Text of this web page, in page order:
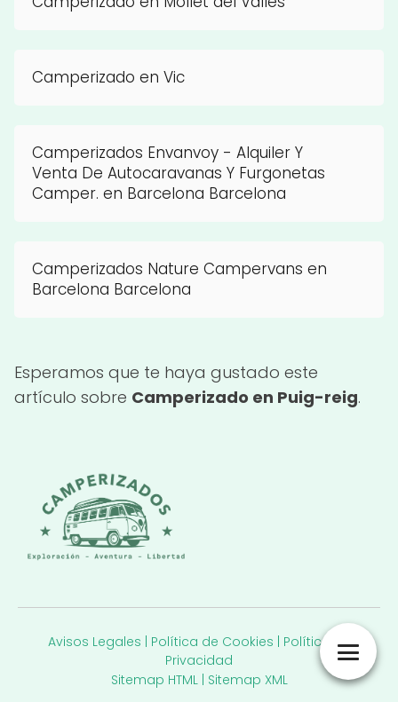
Camperizado en Vic
Camperizados Envanvoy - Alquiler Y
Venta De Autocaravanas Y Furgonetas
Camper. en Barcelona Barcelona
Camperizados Nature Campervans en
Barcelona Barcelona
Esperamos que te haya gustado este
artículo sobre Camperizado en Puig-reig.
Avisos Legales | Política de Cookies | Política de
Privacidad
Sitemap HTML| Sitemap XML